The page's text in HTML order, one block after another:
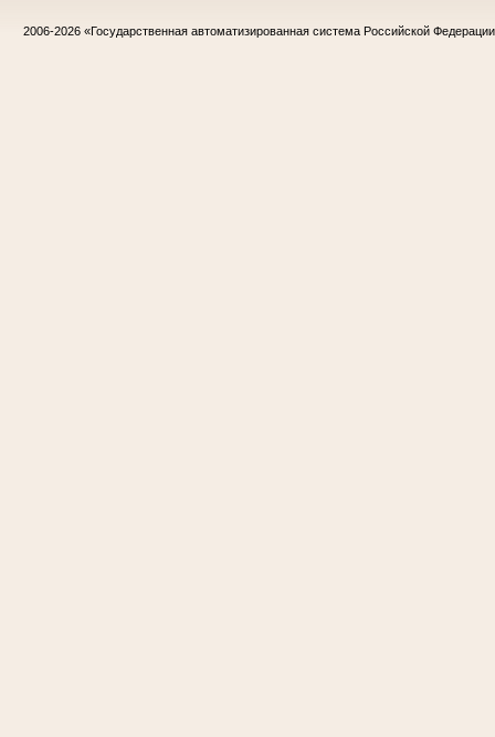
2006-2026 «Государственная автоматизированная система Российской